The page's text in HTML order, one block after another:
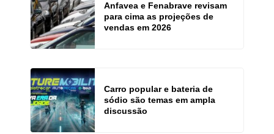
Anfavea e Fenabrave revisam
para cima as projeções de
vendas em 2026
Carro popular e bateria de
sódio são temas em ampla
discussão